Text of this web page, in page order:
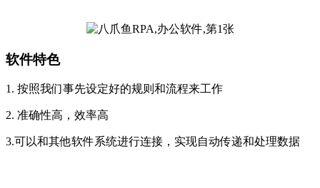
软件特色
1. 按照我们事先设定好的规则和流程来工作
2. 准确性高，效率高
3.可以和其他软件系统进行连接，实现自动传递和处理数据